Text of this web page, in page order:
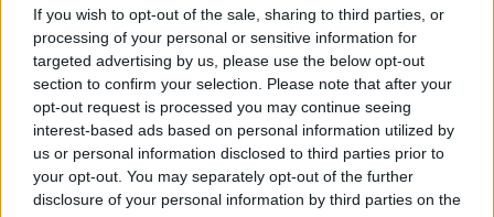
If you wish to opt-out of the sale, sharing to third parties, or
processing of your personal or sensitive information for
targeted advertising by us, please use the below opt-out
section to confirm your selection. Please note that after your
opt-out request is processed you may continue seeing
interest-based ads based on personal information utilized by
us or personal information disclosed to third parties prior to
your opt-out. You may separately opt-out of the further
disclosure of your personal information by third parties on the
Visi įrašai
Žiūrimiausi įrašai
00:00:30